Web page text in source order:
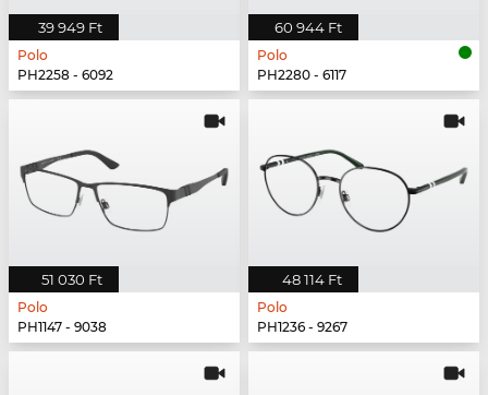
39 949 Ft
Polo
PH2258 - 6092
60 944 Ft
Polo
PH2280 - 6117
51 030 Ft
Polo
PH1147 - 9038
48 114 Ft
Polo
PH1236 - 9267